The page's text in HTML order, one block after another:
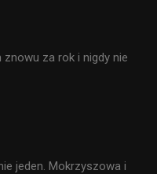
za rok i nigdy nie
jeden. Mokrzyszowa i